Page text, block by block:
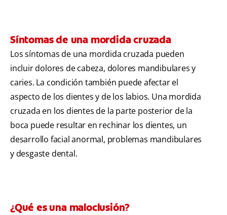
Síntomas de una mordida cruzada
Los síntomas de una mordida cruzada pueden
incluir dolores de cabeza, dolores mandibulares y
caries. La condición también puede afectar el
aspecto de los dientes y de los labios. Una mordida
cruzada en los dientes de la parte posterior de la
boca puede resultar en rechinar los dientes, un
desarrollo facial anormal, problemas mandibulares
y desgaste dental.
¿Qué es una maloclusión?